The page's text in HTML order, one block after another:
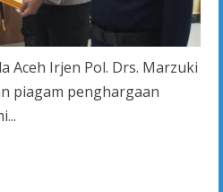
Aceh Irjen Pol. Drs. Marzuki
piagam penghargaan